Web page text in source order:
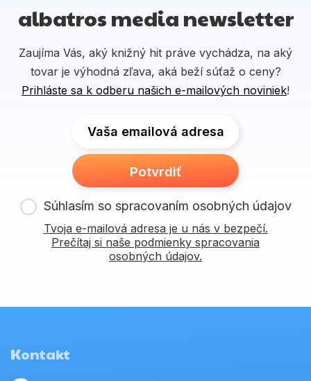
albatros media newsletter
Zaujíma Vás, aký knižný hit práve vychádza, na aký
tovar je výhodná zľava, aká beží súťaž o ceny?
Prihláste sa k odberu našich e-mailových noviniek!
Vaša emailová adresa
Potvrdiť
Súhlasím so spracovaním osobných údajov
Tvoja e-mailová adresa je u nás v bezpečí.
Prečítaj si naše podmienky spracovania
osobných údajov.
Kontakt